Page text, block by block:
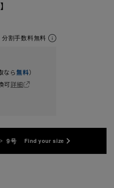
分割手数料無料
なら無料）
可詳細
9号 Find your size